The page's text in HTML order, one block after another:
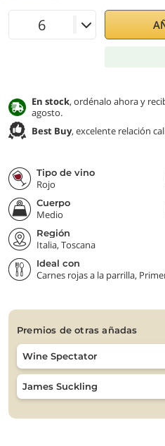
En stock, ordénalo ahora y
agosto.
Best Buy, excelente relación
Tipo de vino
Rojo
Cuerpo
Medio
Región
Italia, Toscana
Ideal con
Carnes rojas a la parrilla,
premios de otras añadas
Wine Spectator
James Suckling